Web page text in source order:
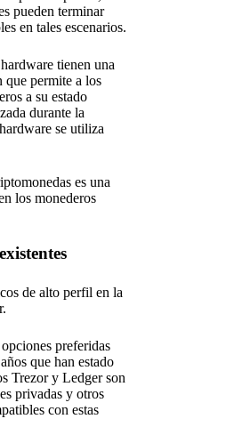
pueden terminar
en tales escenarios.
tienen una
que permite a los
a su estado
durante la
se utiliza
es una
los monederos
de alto perfil en la
preferidas
que han estado
Trezor y Ledger son
privadas y otros
con estas